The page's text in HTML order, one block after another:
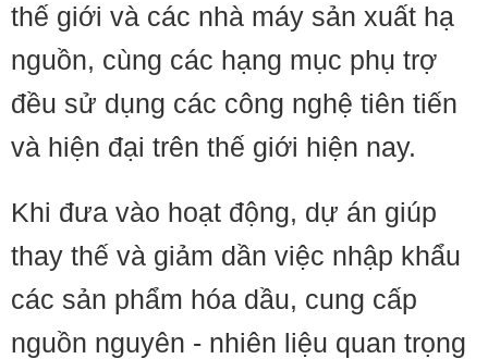
thế giới và các nhà máy sản xuất hạ
nguồn, cùng các hạng mục phụ trợ
đều sử dụng các công nghệ tiên tiến
và hiện đại trên thế giới hiện nay.
Khi đưa vào hoạt động, dự án giúp
thay thế và giảm dần việc nhập khẩu
các sản phẩm hóa dầu, cung cấp
nguồn nguyên - nhiên liệu quan trọng